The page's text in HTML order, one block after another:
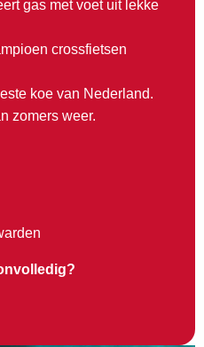
gas met voet uit lekke
crossfietsen
koe van Nederland.
zomers weer.